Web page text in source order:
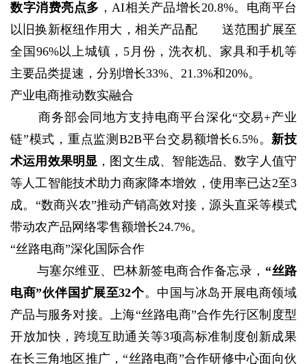
数字消费亮点多 ，AI相关产品增长20.8%。电商平台
以旧换新枢纽作用大，相关产品配
送范围扩展至
全国96%以上城镇，5月份，洗衣机、家具和手机等
主要品类提速，分别增长33%、21.3%和20%。
产业电商推动数实融合
商务部会同地方支持电商平台深化“交易+产业
链”模式，重点监测B2B平台交易额增长6.5%。新技
术运用效果明显 ，图文生成、智能选品、数字人值守
等人工智能技术助力商家降本增效，使用率已达2至3
成。“数商兴农”推动产销高效对接，源头直采等模式
带动农产品网络零售额增长24.7%。
“丝路电商”深化国际合作
与塞尔维亚、巴林新签电商合作备忘录， “丝路
电商”伙伴国扩展至32个。中国与冰岛开展电商领域
产品与服务对接。上海“丝路电商”合作先行区制度型
开放加快，跨境互助通关等3项高标准制度创新成果
在长三角地区推广，“丝路电商”合作研修中心面向伙